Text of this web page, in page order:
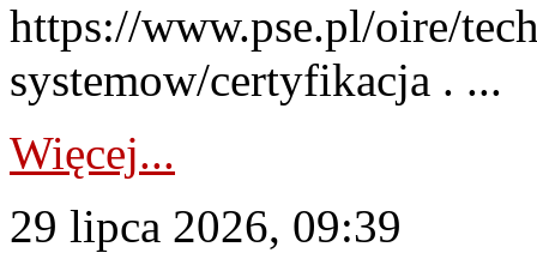
https://www.pse.pl/oire/
systemow/certyfikacja . ...
Więcej...
29 lipca 2026, 09:39